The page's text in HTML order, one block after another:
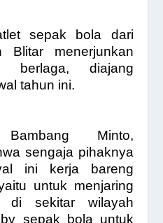
sepak bola dari
Blitar
menerjunkan
berlaga, diajang
tahun ini.
Minto,
sengaja pihaknya
ini kerja bareng
untuk menjaring
di sekitar wilayah
sepak bola untuk